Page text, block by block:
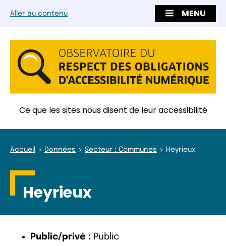
Aller au contenu MENU
Ce que les sites nous disent de leur accessibilité
Accueil Données Secteur : Communes Heyrieux
Heyrieux
Public/privé : Public